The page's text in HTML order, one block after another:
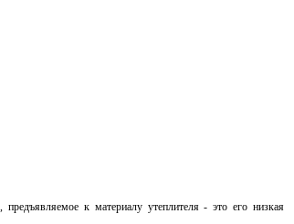
к материалу утеплителя - это его низкая